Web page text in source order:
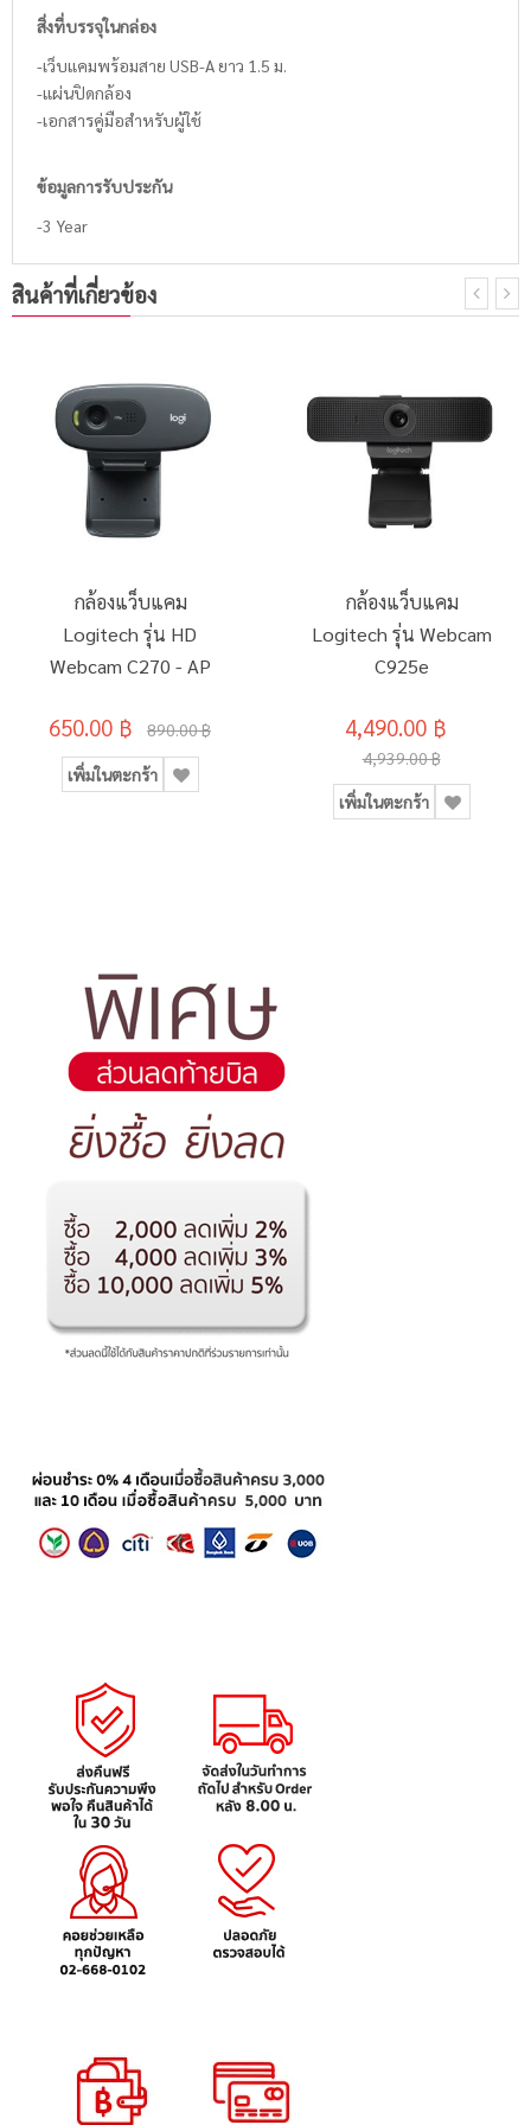
สิ่งที่บรรจุในกล่อง
-เว็บแคมพร้อมสาย USB-A ยาว 1.5 ม.
-แผ่นปิดกล้อง
-เอกสารคู่มือสำหรับผู้ใช้
ข้อมูลการรับประกัน
-3 Year
สินค้าที่เกี่ยวข้อง
กล้องแว็บแคม
Logitech รุ่น HD
Webcam C270 - AP
650.00 ฿ 890.00 ฿
เพิ่มในตะกร้า
กล้องแว็บแคม
Logitech รุ่น Webcam
C925e
4,490.00 ฿
4,939.00 ฿
เพิ่มในตะกร้า